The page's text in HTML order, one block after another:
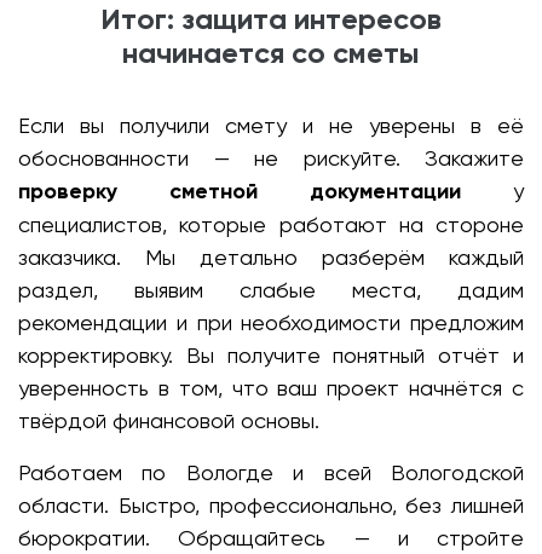
Итог: защита интересов
начинается со сметы
Если вы получили смету и не уверены в её
обоснованности — не рискуйте. Закажите
проверку сметной документации у
специалистов, которые работают на стороне
заказчика. Мы детально разберём каждый
раздел, выявим слабые места, дадим
рекомендации и при необходимости предложим
корректировку. Вы получите понятный отчёт и
уверенность в том, что ваш проект начнётся с
твёрдой финансовой основы.
Работаем по Вологде и всей Вологодской
области. Быстро, профессионально, без лишней
бюрократии. Обращайтесь — и стройте